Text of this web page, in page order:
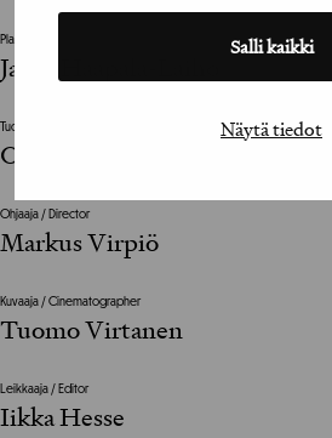
Salli kaikki
Näytä tiedot
Planner
Jaana Haapala-Laiho
Tuotantoyhtiö / Production House
Otto Tuotanto
Ohjaaja / Director
Markus Virpiö
Kuvaaja / Cinematographer
Tuomo Virtanen
Leikkaaja / Editor
Iikka Hesse